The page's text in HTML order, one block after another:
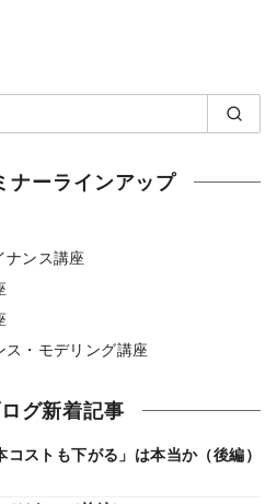
ナーラインアップ
ンス講座
・モデリング講座
グ新着記事
コストも下がる」は本当か（後編）